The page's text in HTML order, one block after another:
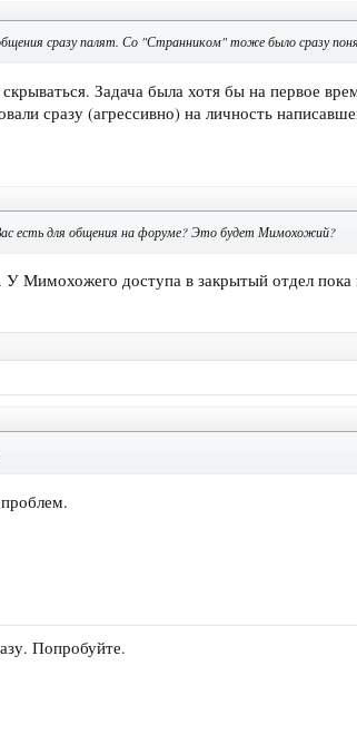
сразу палят. Со "Странником" тоже было сразу
Задача была хотя бы на первое
сразу (агрессивно) на личность
есть для общения на форуме? Это будет Мимохожий?
Мимохожего доступа в закрытый отдел пока
Попробуйте.